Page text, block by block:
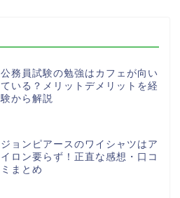
公務員試験の勉強はカフェが向い
ている？メリットデメリットを経
験から解説
ジョンピアースのワイシャツはア
イロン要らず！正直な感想・口コ
ミまとめ